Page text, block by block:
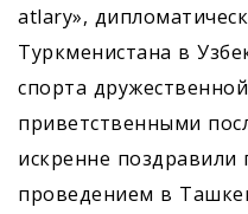
atlary»,
Туркменистана в
спорта
приветственными
искренне поздравили
проведением в